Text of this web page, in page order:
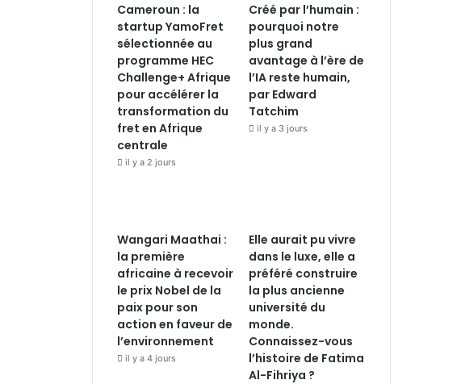
Cameroun : la
startup YamoFret
sélectionnée au
programme HEC
Challenge+ Afrique
pour accélérer la
transformation du
fret en Afrique
centrale
il y a 2 jours
Créé par l’humain :
pourquoi notre
plus grand
avantage à l’ère de
l’IA reste humain,
par Edward
Tatchim
il y a 3 jours
Wangari Maathai :
la première
africaine à recevoir
le prix Nobel de la
paix pour son
action en faveur de
l’environnement
il y a 4 jours
Elle aurait pu vivre
dans le luxe, elle a
préféré construire
la plus ancienne
université du
monde.
Connaissez-vous
l’histoire de Fatima
Al-Fihriya ?